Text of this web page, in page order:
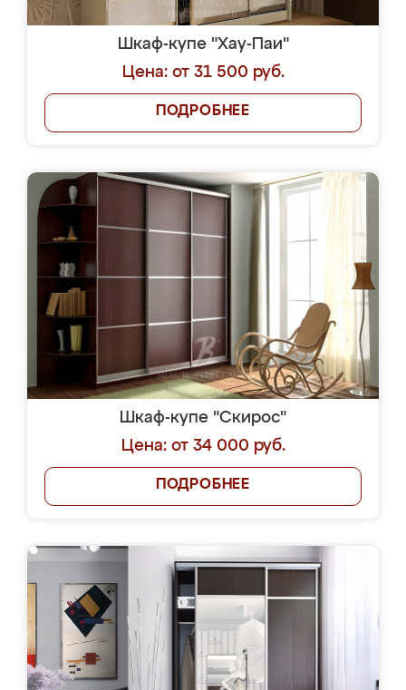
Шкаф-купе "Хау-Паи"
Цена: от 31 500 руб.
ПОДРОБНЕЕ
Шкаф-купе "Скирос"
Цена: от 34 000 руб.
ПОДРОБНЕЕ